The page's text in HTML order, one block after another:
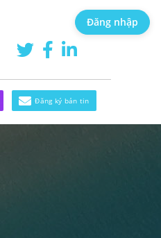
Đăng ký bản tin
Đăng nhập